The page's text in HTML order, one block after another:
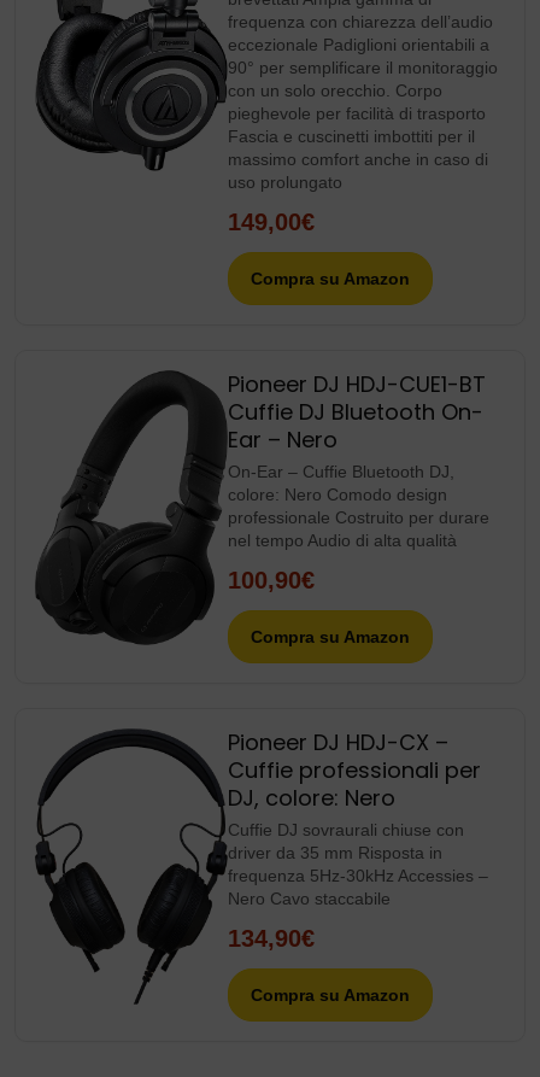
frequenza con chiarezza dell’audio
eccezionale Padiglioni orientabili a
90° per semplificare il monitoraggio
con un solo orecchio. Corpo
pieghevole per facilità di trasporto
Fascia e cuscinetti imbottiti per il
massimo comfort anche in caso di
uso prolungato
149,00€
Compra su Amazon
Pioneer DJ HDJ-CUE1-BT
Cuffie DJ Bluetooth On-
Ear – Nero
On-Ear – Cuffie Bluetooth DJ,
colore: Nero Comodo design
professionale Costruito per durare
nel tempo Audio di alta qualità
100,90€
Compra su Amazon
Pioneer DJ HDJ-CX –
Cuffie professionali per
DJ, colore: Nero
Cuffie DJ sovraurali chiuse con
driver da 35 mm Risposta in
frequenza 5Hz-30kHz Accessies –
Nero Cavo staccabile
134,90€
Compra su Amazon